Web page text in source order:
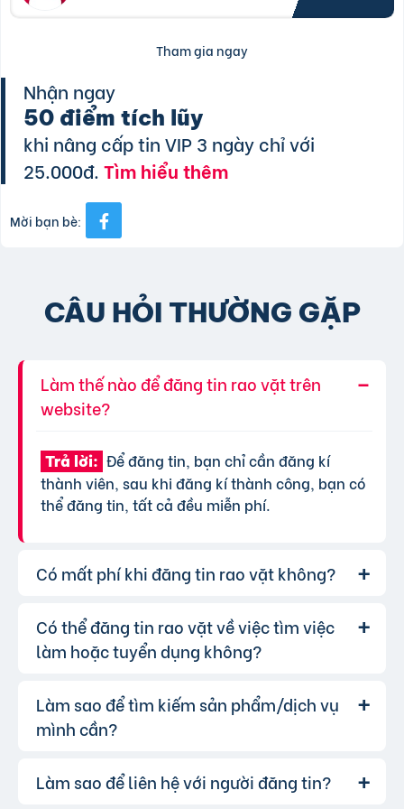
Tham gia ngay
Nhận ngay
50 điểm tích lũy
khi nâng cấp tin VIP 3 ngày chỉ với
25.000đ.Tìm hiểu thêm
Mời bạn bè:
CÂU HỎI THƯỜNG GẶP
Làm thế nào để đăng tin rao vặt trên
website?
Trả lời: Để đăng tin, bạn chỉ cần đăng kí
thành viên, sau khi đăng kí thành công, bạn có
thể đăng tin, tất cả đều miễn phí.
Có mất phí khi đăng tin rao vặt không?
Trả lời: Chúng tôi cung cấp gói đăng tin miễn
phí cơ bản cho tất cả người dùng. Tuy nhiên, để
thị, bạn có thể lựa chọn các gói dịch vụ nâng
cấp với chi phí hợp lý, xem thêmphí dịch vụ tin
VIP.
Có thể đăng tin rao vặt về việc tìm việc
làm hoặc tuyển dụng không?
Trả lời: Hoàn toàn có thể. Website của chúng
tôi hỗ trợ đăng tin tuyển dụng và tìm việc làm.
đủ thông tin.
Làm sao để tìm kiếm sản phẩm/dịch vụ
mình cần?
Trả lời: Bạn có thể sử dụng công cụ tìm kiếm
Làm sao để liên hệ với người đăng tin?